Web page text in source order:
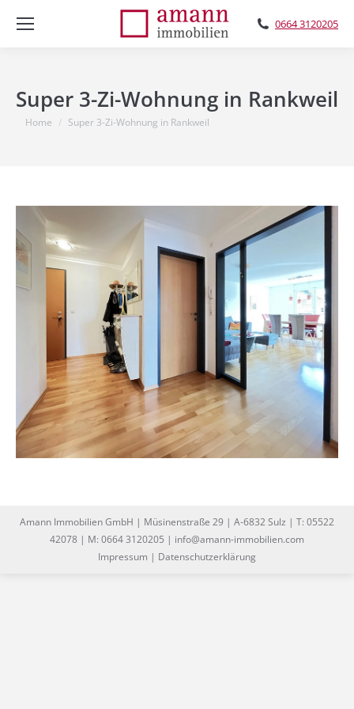
0664 3120205
Super 3-Zi-Wohnung in Rankweil
You are here:
Home Super 3-Zi-Wohnung in Rankweil
Amann Immobilien GmbH | Müsinenstraße 29 | A-6832 Sulz | T: 05522
42078 | M: 0664 3120205 | info@amann-immobilien.com
Impressum | Datenschutzerklärung